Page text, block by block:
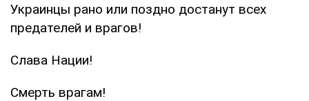
Украинцы рано или поздно достанут всех
предателей и врагов!
Слава Нации!
Смерть врагам!